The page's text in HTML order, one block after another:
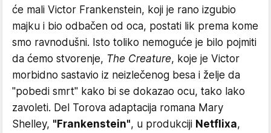
će mali Victor Frankenstein, koji je rano izgubio
majku i bio odbačen od oca, postati lik prema kome
smo ravnodušni. Isto toliko nemoguće je bilo pojmiti
da ćemo stvorenje, The Creature, koje je Victor
morbidno sastavio iz neizlečenog besa i želje da
"pobedi smrt" kako bi se dokazao ocu, tako lako
zavoleti. Del Torova adaptacija romana Mary
Shelley, "Frankenstein", u produkciji Netflixa,